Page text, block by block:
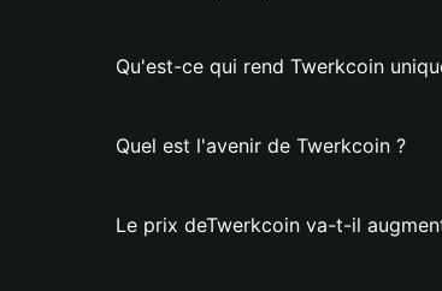
Qu'est-ce qui rend Twerkcoin
Quel est l'avenir de Twerkcoin ?
Le prix deTwerkcoin va-t-il